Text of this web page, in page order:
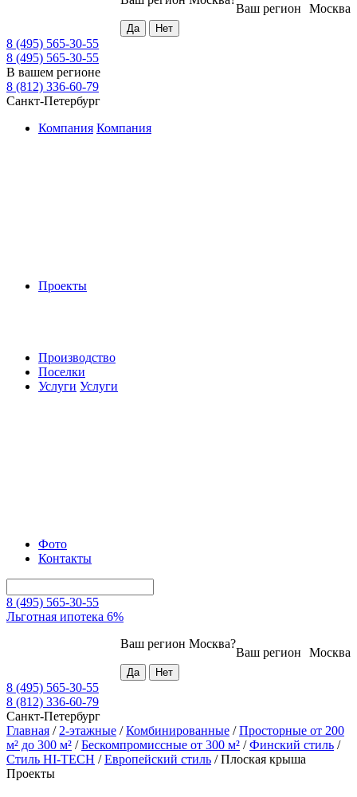
Москва
Ваш регион
8 (495) 565-30-55
8 (495) 565-30-55
В вашем регионе
8 (812) 336-60-79
Санкт-Петербург
Компания Компания
Проекты
Производство
Поселки
Услуги Услуги
Фото
Контакты
8 (495) 565-30-55
Льготная ипотека 6%
Москва
Ваш регион
Ваш регион Москва?
8 (495) 565-30-55
8 (812) 336-60-79
Санкт-Петербург
Главная / 2-этажные /Комбинированные /Просторные от 200
м² до 300 м² /Бескомпромиссные от 300 м² /Финский стиль /
Стиль HI-TECH /Европейский стиль /Плоская крыша
Проекты